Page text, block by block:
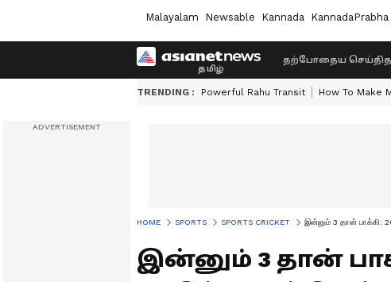
Malayalam Newsable Kannada KannadaPrabha
தற்போதைய செய்தி
TRENDING : Powerful Rahu Transit How To Make
HOME SPORTS SPORTS CRICKET இன்னும் 3 தான் பாக்கி:
இன்னும் 3 தான்